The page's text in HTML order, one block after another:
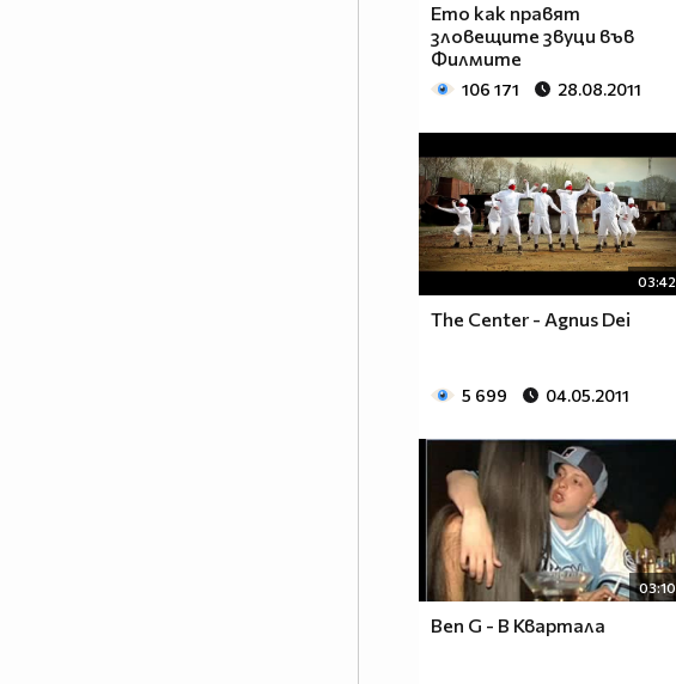
Ето как правят
зловещите звуци във
Филмите
106 171 28.08.2011
03:42
The Center - Agnus Dei
5 699 04.05.2011
03:10
Ben G - В Квартала